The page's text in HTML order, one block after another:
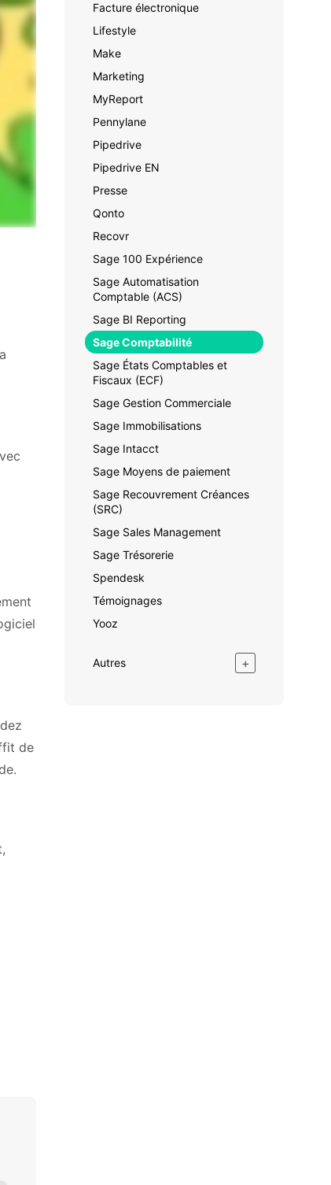
de
Facture électronique
Lifestyle
Make
Marketing
MyReport
Pennylane
Pipedrive
Pipedrive EN
Presse
Qonto
Recovr
Sage 100 Expérience
Sage Automatisation
Comptable (ACS)
Sage BI Reporting
Sage Comptabilité
Sage États Comptables et
Fiscaux (ECF)
Sage Gestion Commerciale
Sage Immobilisations
Sage Intacct
Sage Moyens de paiement
Sage Recouvrement Créances
(SRC)
Sage Sales Management
Sage Trésorerie
Spendesk
Témoignages
Yooz
Autres +